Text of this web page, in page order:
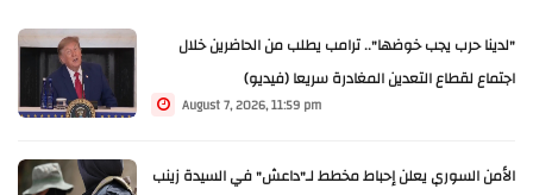
"لدينا حرب يجب خوضها".. ترامب يطلب من الحاضرين خلال
اجتماع لقطاع التعدين المغادرة سريعا (فيديو)
August 7, 2026, 11:59 pm
الأمن السوري يعلن إحباط مخطط لـ"داعش" في السيدة زينب